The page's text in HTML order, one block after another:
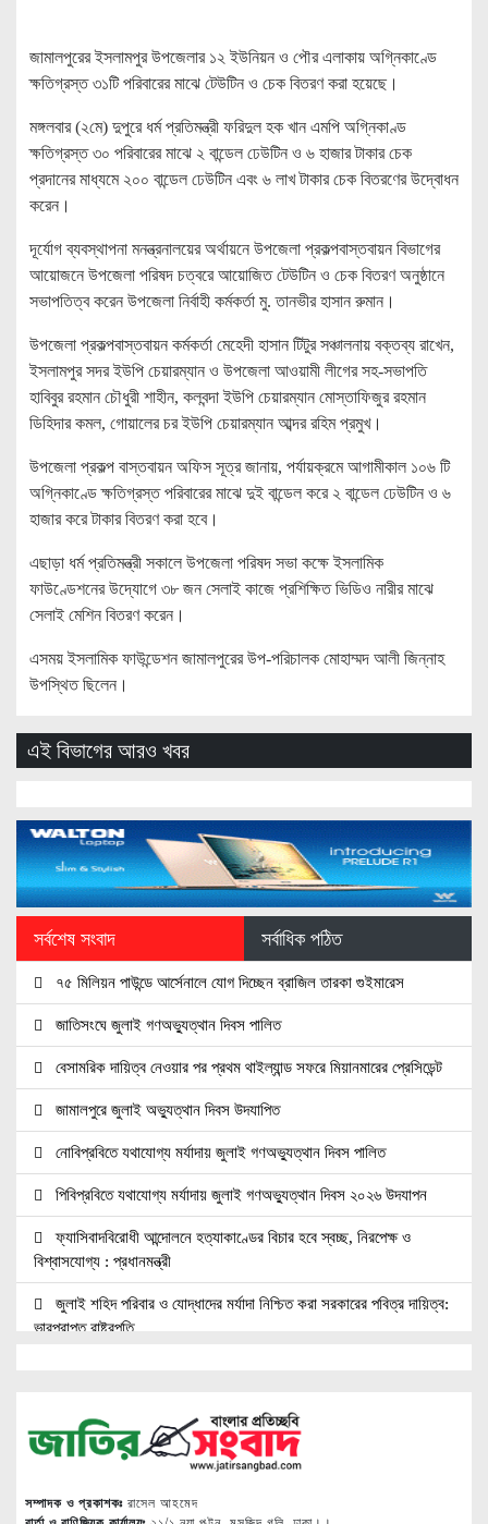
জামালপুরের ইসলামপুর উপজেলার ১২ ইউনিয়ন ও পৌর এলাকায় অগ্নিকাণ্ডে
ক্ষতিগ্রস্ত ৩১টি পরিবারের মাঝে টেউটিন ও চেক বিতরণ করা হয়েছে।
মঙ্গলবার (২মে) দুপুরে ধর্ম প্রতিমন্ত্রী ফরিদুল হক খান এমপি অগ্নিকাণ্ড
ক্ষতিগ্রস্ত ৩০ পরিবারের মাঝে ২ বান্ডেল ঢেউটিন ও ৬ হাজার টাকার চেক
প্রদানের মাধ্যমে ২০০ বান্ডেল ঢেউটিন এবং ৬ লাখ টাকার চেক বিতরণের উদ্বোধন
করেন।
দূর্যোগ ব্যবস্থাপনা মনন্ত্রনালয়ের অর্থায়নে উপজেলা প্রকল্পবাস্তবায়ন বিভাগের
আয়োজনে উপজেলা পরিষদ চত্বরে আয়োজিত টেউটিন ও চেক বিতরণ অনুষ্ঠানে
সভাপতিত্ব করেন উপজেলা নির্বাহী কর্মকর্তা মু. তানভীর হাসান রুমান।
উপজেলা প্রকল্পবাস্তবায়ন কর্মকর্তা মেহেদী হাসান টিটুর সঞ্চালনায় বক্তব্য রাখেন,
ইসলামপুর সদর ইউপি চেয়ারম্যান ও উপজেলা আওয়ামী লীগের সহ-সভাপতি
হাবিবুর রহমান চৌধুরী শাহীন, কলবন্দা ইউপি চেয়ারম্যান মোস্তাফিজুর রহমান
ডিহিদার কমল, গোয়ালের চর ইউপি চেয়ারম্যান আব্দর রহিম প্রমুখ।
উপজেলা প্রকল্প বাস্তবায়ন অফিস সূত্র জানায়, পর্যায়ক্রমে আগামীকাল ১০৬ টি
অগ্নিকাণ্ডে ক্ষতিগ্রস্ত পরিবারের মাঝে দুই বান্ডেল করে ২ বান্ডেল ঢেউটিন ও ৬
হাজার করে টাকার বিতরণ করা হবে।
এছাড়া ধর্ম প্রতিমন্ত্রী সকালে উপজেলা পরিষদ সভা কক্ষে ইসলামিক
ফাউণ্ডেশনের উদ্যোগে ৩৮ জন সেলাই কাজে প্রশিক্ষিত ভিডিও নারীর মাঝে
সেলাই মেশিন বিতরণ করেন।
এসময় ইসলামিক ফাউন্ডেশন জামালপুরের উপ-পরিচালক মোহাম্মদ আলী জিন্নাহ
উপস্থিত ছিলেন।
এই বিভাগের আরও খবর
সর্বশেষ সংবাদ সর্বাধিক পঠিত
৭৫ মিলিয়ন পাউন্ডে আর্সেনালে যোগ দিচ্ছেন ব্রাজিল তারকা গুইমারেস
জাতিসংঘে জুলাই গণঅভ্যুত্থান দিবস পালিত
বেসামরিক দায়িত্ব নেওয়ার পর প্রথম থাইল্যান্ড সফরে মিয়ানমারের প্রেসিডেন্ট
জামালপুরে জুলাই অভ্যুত্থান দিবস উদযাপিত
নোবিপ্রবিতে যথাযোগ্য মর্যাদায় জুলাই গণঅভ্যুত্থান দিবস পালিত
পিবিপ্রবিতে যথাযোগ্য মর্যাদায় জুলাই গণঅভ্যুত্থান দিবস ২০২৬ উদযাপন
ফ্যাসিবাদবিরোধী আন্দোলনে হত্যাকাণ্ডের বিচার হবে স্বচ্ছ, নিরপেক্ষ ও
বিশ্বাসযোগ্য : প্রধানমন্ত্রী
জুলাই শহিদ পরিবার ও যোদ্ধাদের মর্যাদা নিশ্চিত করা সরকারের পবিত্র দায়িত্ব:
ভারপ্রাপ্ত রাষ্ট্রপতি
উচ্চশিক্ষার দ্বার খুলতে ‘ওভারসীজ এডুকেয়ার’ ও ‘এডু উইংস হাব’-এর নতুন
যাত্রা
সম্পাদক ও প্রকাশকঃ রাসেল আহমেদ